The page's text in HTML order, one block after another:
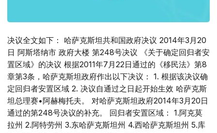
决议全文如下： 哈萨克斯坦共和国政府决议 2014年3月20
日 阿斯塔纳市 政府大楼 第248号决议 《关于确定回归者安
置区域》的决议 根据2011年7月22日通过的《移民法》第8
章第3条，哈萨克斯坦政府作出以下决议： 1. 根据该决议确
定回归者安置区域 2. 决议自通过之日起开始生效 哈萨克斯
坦总理赛•阿赫梅托夫。 对哈萨克斯坦政府2014年3月20日
通过的第248号决议的补充。 回归者安置区域： 1.阿克莫
拉州 2.阿特劳州 3.东哈萨克斯坦州 4.西哈萨克斯坦州 5.库